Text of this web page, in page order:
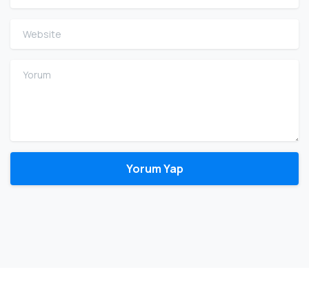
Website
Yorum